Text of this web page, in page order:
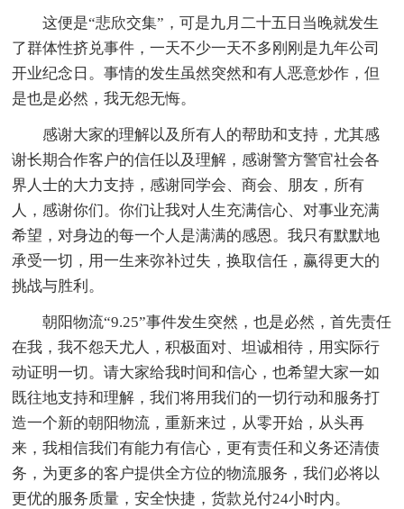
这便是“悲欣交集”，可是九月二十五日当晚就发生
了群体性挤兑事件，一天不少一天不多刚刚是九年公司
开业纪念日。事情的发生虽然突然和有人恶意炒作，但
是也是必然，我无怨无悔。
感谢大家的理解以及所有人的帮助和支持，尤其感
谢长期合作客户的信任以及理解，感谢警方警官社会各
界人士的大力支持，感谢同学会、商会、朋友，所有
人，感谢你们。你们让我对人生充满信心、对事业充满
希望，对身边的每一个人是满满的感恩。我只有默默地
承受一切，用一生来弥补过失，换取信任，赢得更大的
挑战与胜利。
朝阳物流“9.25”事件发生突然，也是必然，首先责任
在我，我不怨天尤人，积极面对、坦诚相待，用实际行
动证明一切。请大家给我时间和信心，也希望大家一如
既往地支持和理解，我们将用我们的一切行动和服务打
造一个新的朝阳物流，重新来过，从零开始，从头再
来，我相信我们有能力有信心，更有责任和义务还清债
务，为更多的客户提供全方位的物流服务，我们必将以
更优的服务质量，安全快捷，货款兑付24小时内。